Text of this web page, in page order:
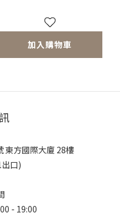
加入購物車
東方國際大廈 28樓
口)
- 19:00